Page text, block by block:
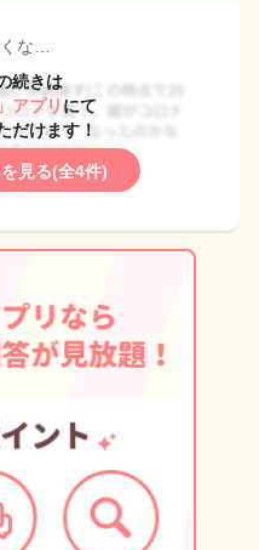
な…
続きは
アプリ にて
だけます！
見る(全4件)